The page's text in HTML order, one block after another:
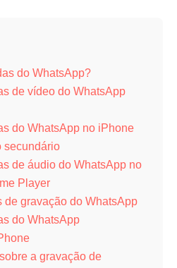
do WhatsApp?
de vídeo do WhatsApp
do WhatsApp no iPhone
secundário
de áudio do WhatsApp no
Player
de gravação do WhatsApp
do WhatsApp
a gravação de